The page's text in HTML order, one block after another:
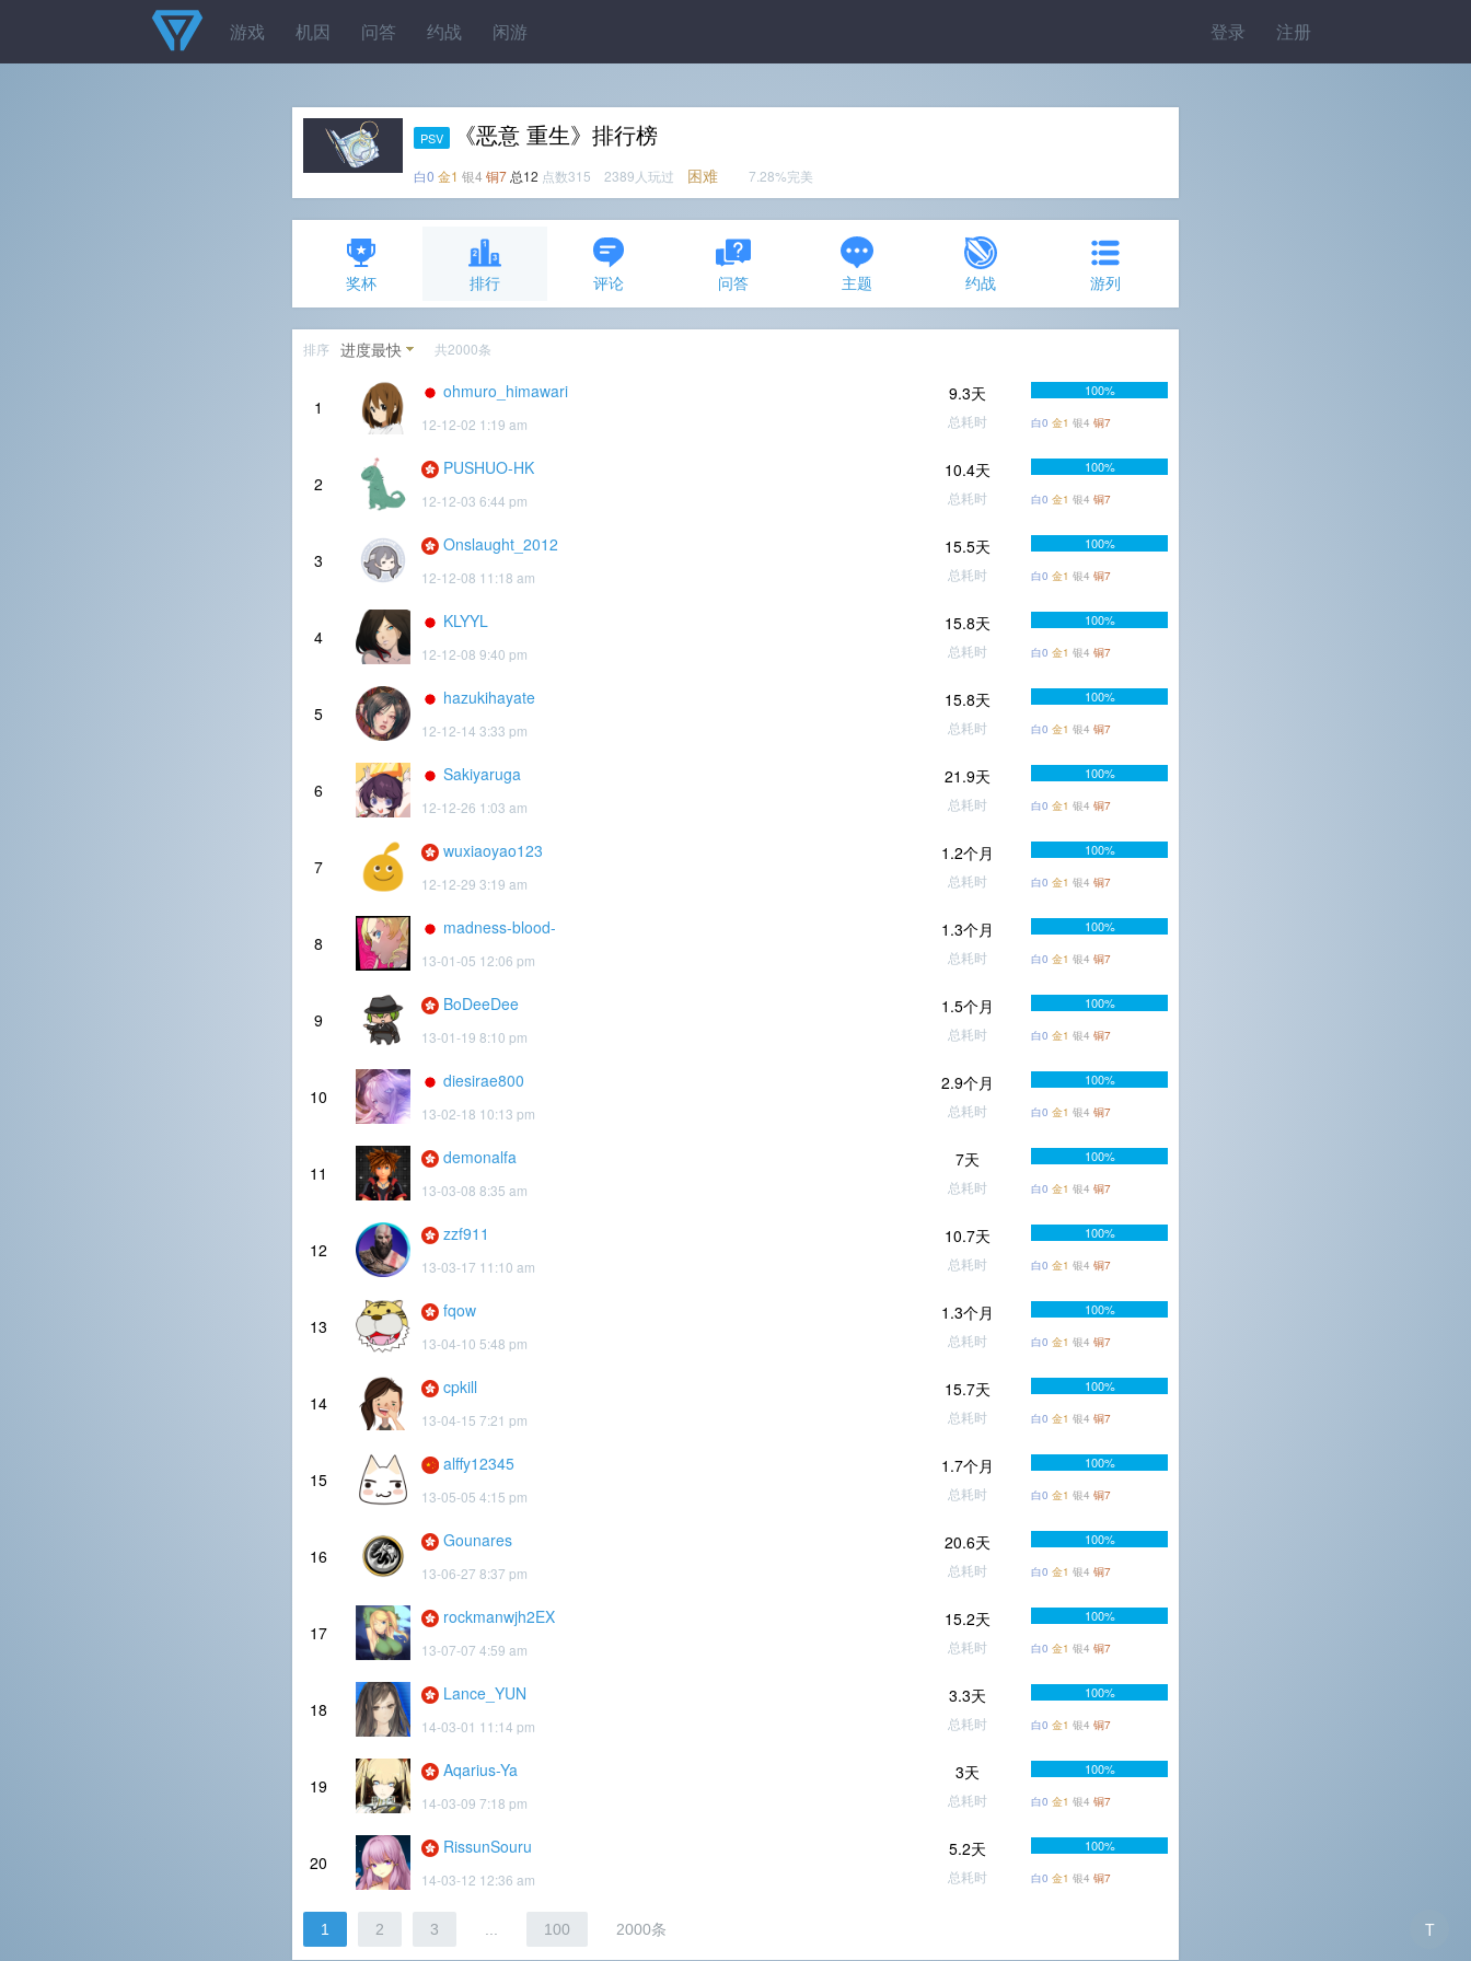
登录 注册
游戏 机因 问答 约战 闲游
PSV 《恶意 重生》排行榜
白0 金1 银4 铜7 总12 点数315 2389人玩过 困难 7.28%完美
奖杯 排行 评论 问答 主题 约战 游列
排序 进度最快 共2000条
1
ohmuro_himawari
12-12-02 1:19 am
9.3天
总耗时
100%
白0 金1 银4 铜7
2
PUSHUO-HK
12-12-03 6:44 pm
10.4天
总耗时
100%
白0 金1 银4 铜7
3
Onslaught_2012
12-12-08 11:18 am
15.5天
总耗时
100%
白0 金1 银4 铜7
4
KLYYL
12-12-08 9:40 pm
15.8天
总耗时
100%
白0 金1 银4 铜7
5
hazukihayate
12-12-14 3:33 pm
15.8天
总耗时
100%
白0 金1 银4 铜7
6
Sakiyaruga
12-12-26 1:03 am
21.9天
总耗时
100%
白0 金1 银4 铜7
7
wuxiaoyao123
12-12-29 3:19 am
1.2个月
总耗时
100%
白0 金1 银4 铜7
8
madness-blood-
13-01-05 12:06 pm
1.3个月
总耗时
100%
白0 金1 银4 铜7
9
BoDeeDee
13-01-19 8:10 pm
1.5个月
总耗时
100%
白0 金1 银4 铜7
10
diesirae800
13-02-18 10:13 pm
2.9个月
总耗时
100%
白0 金1 银4 铜7
11
demonalfa
13-03-08 8:35 am
7天
总耗时
100%
白0 金1 银4 铜7
12
zzf911
13-03-17 11:10 am
10.7天
总耗时
100%
白0 金1 银4 铜7
13
fqow
13-04-10 5:48 pm
1.3个月
总耗时
100%
白0 金1 银4 铜7
14
cpkill
13-04-15 7:21 pm
15.7天
总耗时
100%
白0 金1 银4 铜7
15
alffy12345
13-05-05 4:15 pm
1.7个月
总耗时
100%
白0 金1 银4 铜7
16
Gounares
13-06-27 8:37 pm
20.6天
总耗时
100%
白0 金1 银4 铜7
17
rockmanwjh2EX
13-07-07 4:59 am
15.2天
总耗时
100%
白0 金1 银4 铜7
18
Lance_YUN
14-03-01 11:14 pm
3.3天
总耗时
100%
白0 金1 银4 铜7
19
Aqarius-Ya
14-03-09 7:18 pm
3天
总耗时
100%
白0 金1 银4 铜7
20
RissunSouru
14-03-12 12:36 am
5.2天
总耗时
100%
白0 金1 银4 铜7
1 2 3 100 2000条 T